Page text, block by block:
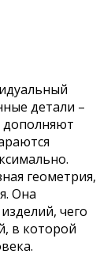
детали –
дополняют
геометрия,
Она
чего
в которой